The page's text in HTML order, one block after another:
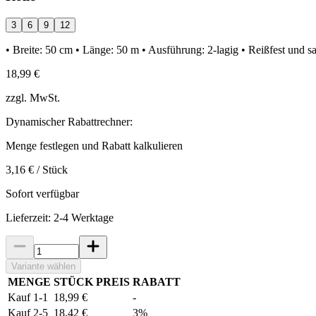
3 6 9 12
• Breite: 50 cm • Länge: 50 m • Ausführung: 2-lagig • Reißfest und
18,99 €
zzgl. MwSt.
Dynamischer Rabattrechner:
Menge festlegen und Rabatt kalkulieren
3,16 € / Stück
Sofort verfügbar
Lieferzeit: 2-4 Werktage
Variante wählen
MENGE STÜCK PREIS RABATT
Kauf 1-1
18,99 €
-
Kauf 2-5 18,42 €
3%